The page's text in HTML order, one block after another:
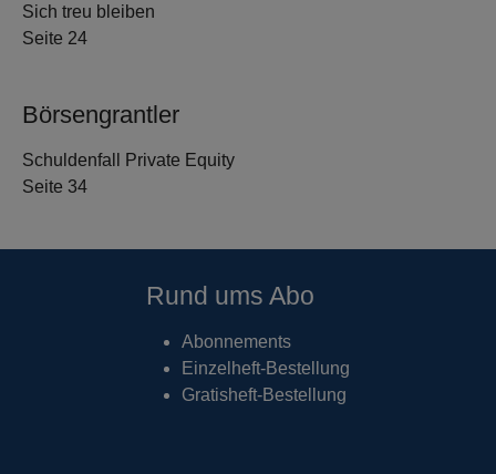
Sich treu bleiben
Seite 24
Börsengrantler
Schuldenfall Private Equity
Seite 34
Rund ums Abo
Abonnements
Einzelheft-Bestellung
Gratisheft-Bestellung